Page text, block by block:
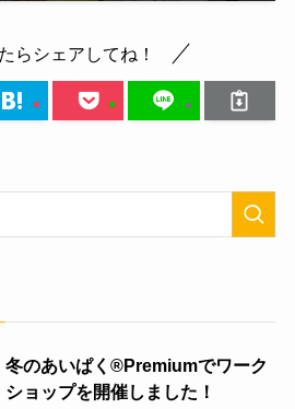
らシェアしてね！
冬のあいぱく®Premiumでワーク
ショップを開催しました！